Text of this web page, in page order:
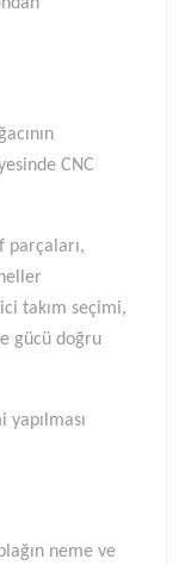
CNC
parçaları,
takım seçimi,
gücü doğru
neme ve